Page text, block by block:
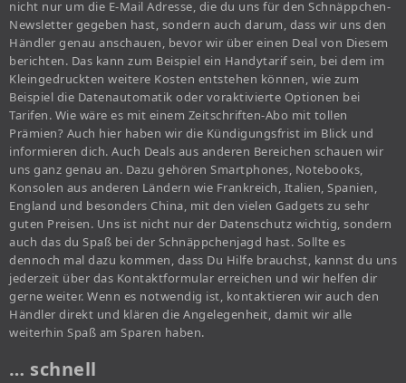
nicht nur um die E-Mail Adresse, die du uns für den Schnäppchen-
Newsletter gegeben hast, sondern auch darum, dass wir uns den
Händler genau anschauen, bevor wir über einen Deal von Diesem
berichten. Das kann zum Beispiel ein Handytarif sein, bei dem im
Kleingedruckten weitere Kosten entstehen können, wie zum
Beispiel die Datenautomatik oder voraktivierte Optionen bei
Tarifen. Wie wäre es mit einem Zeitschriften-Abo mit tollen
Prämien? Auch hier haben wir die Kündigungsfrist im Blick und
informieren dich. Auch Deals aus anderen Bereichen schauen wir
uns ganz genau an. Dazu gehören Smartphones, Notebooks,
Konsolen aus anderen Ländern wie Frankreich, Italien, Spanien,
England und besonders China, mit den vielen Gadgets zu sehr
guten Preisen. Uns ist nicht nur der Datenschutz wichtig, sondern
auch das du Spaß bei der Schnäppchenjagd hast. Sollte es
dennoch mal dazu kommen, dass Du Hilfe brauchst, kannst du uns
jederzeit über das Kontaktformular erreichen und wir helfen dir
gerne weiter. Wenn es notwendig ist, kontaktieren wir auch den
Händler direkt und klären die Angelegenheit, damit wir alle
weiterhin Spaß am Sparen haben.
… schnell